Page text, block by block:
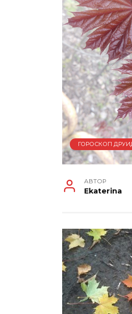
ГОРОСКОП
АВТОР
Ekaterina